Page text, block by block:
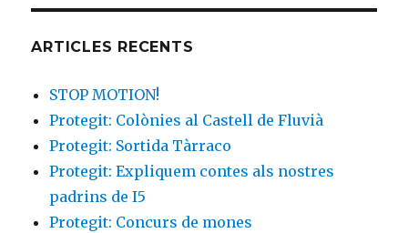
ARTICLES RECENTS
STOP MOTION!
Protegit: Colònies al Castell de Fluvià
Protegit: Sortida Tàrraco
Protegit: Expliquem contes als nostres
padrins de I5
Protegit: Concurs de mones